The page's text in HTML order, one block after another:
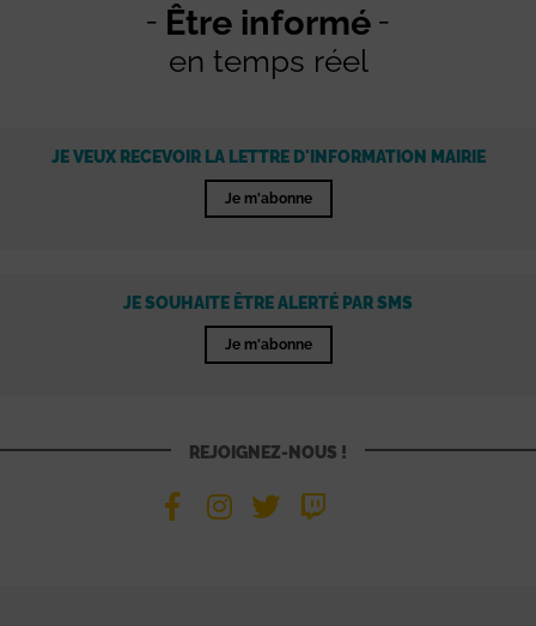
Être informé
en temps réel
JE VEUX RECEVOIR LA LETTRE D'INFORMATION MAIRIE
Je m'abonne
JE SOUHAITE ÊTRE ALERTÉ PAR SMS
Je m'abonne
REJOIGNEZ-NOUS !